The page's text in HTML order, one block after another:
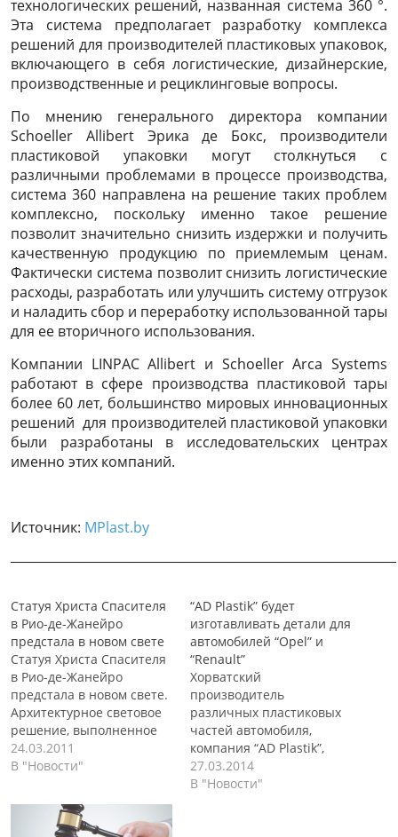
технологических решений, названная система 360 °.
Эта система предполагает разработку комплекса
решений для производителей пластиковых упаковок,
включающего в себя логистические, дизайнерские,
производственные и рециклинговые вопросы.
По мнению генерального директора компании
Schoeller Allibert Эрика де Бокс, производители
пластиковой упаковки могут столкнуться с
различными проблемами в процессе производства,
система 360 направлена на решение таких проблем
комплексно, поскольку именно такое решение
позволит значительно снизить издержки и получить
качественную продукцию по приемлемым ценам.
Фактически система позволит снизить логистические
расходы, разработать или улучшить систему отгрузок
и наладить сбор и переработку использованной тары
для ее вторичного использования.
Компании LINPAC Allibert и Schoeller Arca Systems
работают в сфере производства пластиковой тары
более 60 лет, большинство мировых инновационных
решений для производителей пластиковой упаковки
были разработаны в исследовательских центрах
именно этих компаний.
Источник: MPlast.by
Статуя Христа Спасителя
в Рио-де-Жанейро
предстала в новом свете
Статуя Христа Спасителя
в Рио-де-Жанейро
предстала в новом свете.
Архитектурное световое
решение, выполненное
при использовании 300
светодиодных
подчеркивает и
дополняет неповторимый
24.03.2011
В "Новости"
“AD Plastik” будет
изготавливать детали для
автомобилей “Opel” и
“Renault”
Хорватский
производитель
различных пластиковых
частей автомобиля,
компания “AD Plastik”,
подписали контракт с
немецким
27.03.2014
В "Новости"